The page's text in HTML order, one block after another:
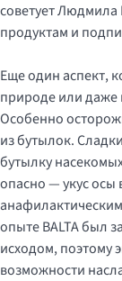
советует
продуктам и
Еще один аспект,
природе или даже
Особенно
из бутылок.
бутылку
опасно — укус осы
опыте BALTA был
исходом, поэтому
возможности